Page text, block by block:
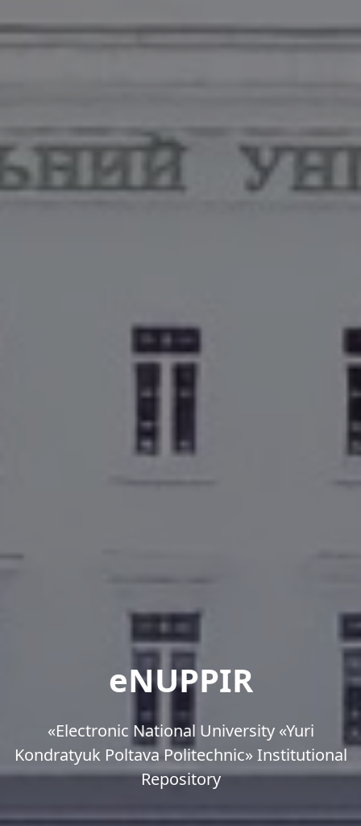
eNUPPIR
«Еlectronic National University «Yuri
Kondratyuk Poltava Politechnic» Institutional
Repository